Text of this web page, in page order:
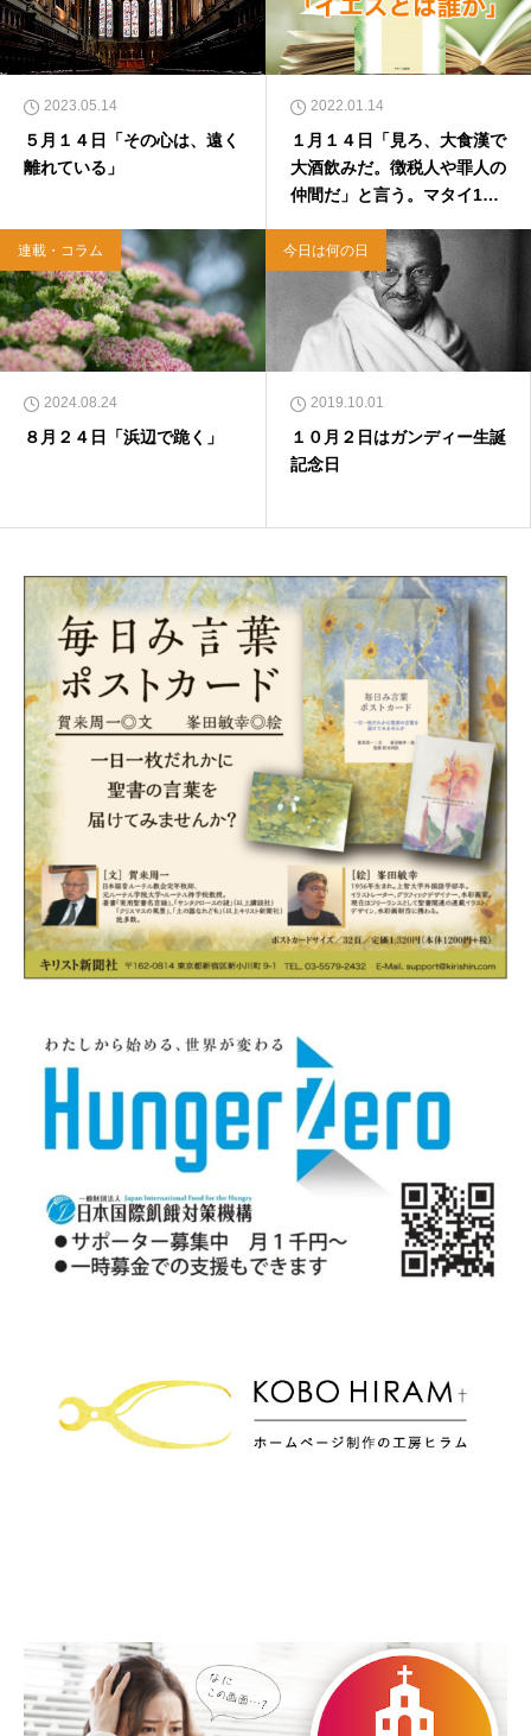
2023.05.14
５月１４日「その心は、遠く
離れている」
2022.01.14
１月１４日「見ろ、大食漢で
大酒飲みだ。徴税人や罪人の
仲間だ」と言う。マタイ11
連載・コラム
2024.08.24
８月２４日「浜辺で跪く」
今日は何の日
2019.10.01
１０月２日はガンディー生誕
記念日